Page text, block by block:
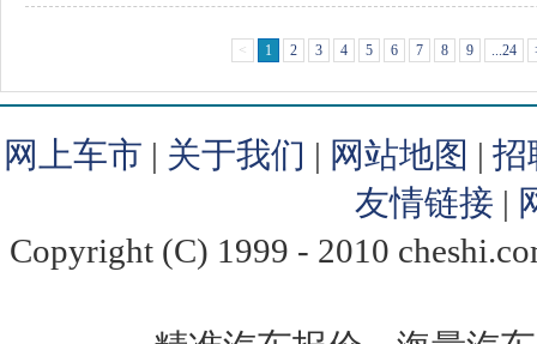
< 1 2 3 4 5 6 7 8 9 ...24
网上车市 | 关于我们 | 网站地图 | 招
友情链接 |
Copyright (C) 1999 - 2010